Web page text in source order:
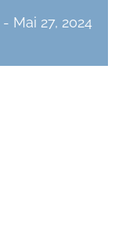
- Mai 27, 2024